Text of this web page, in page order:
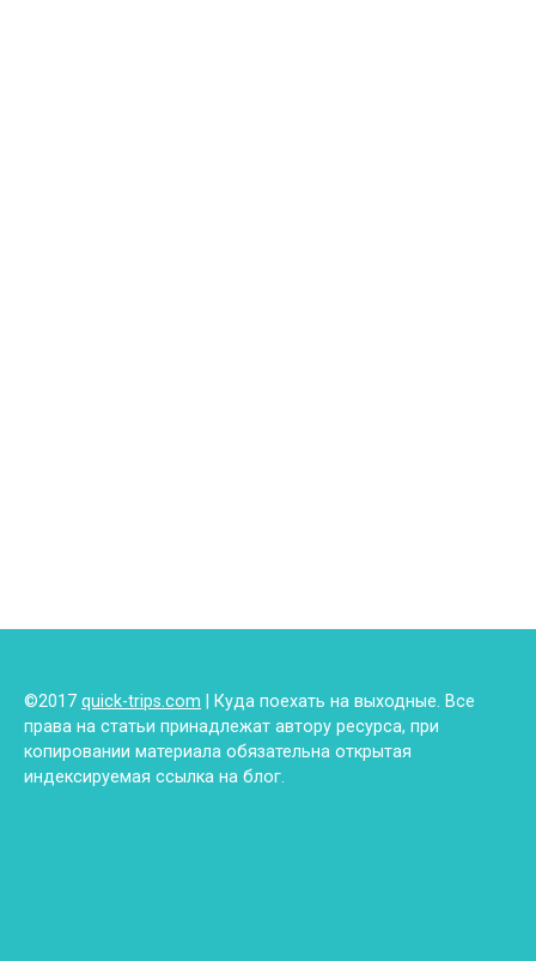
©2017 quick-trips.com | Куда поехать на выходные. Все
права на статьи принадлежат автору ресурса, при
копировании материала обязательна открытая
индексируемая ссылка на блог.